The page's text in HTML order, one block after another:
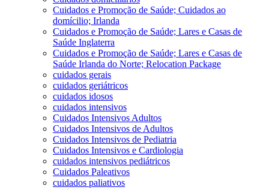
Cuidados e Promoção de Saúde; Cuidados ao
domícilio; Irlanda
Cuidados e Promoção de Saúde; Lares e Casas de
Saúde Inglaterra
Cuidados e Promoção de Saúde; Lares e Casas de
Saúde Irlanda do Norte; Relocation Package
cuidados gerais
cuidados geriátricos
cuidados idosos
cuidados intensivos
Cuidados Intensivos Adultos
Cuidados Intensivos de Adultos
Cuidados Intensivos de Pediatria
Cuidados Intensivos e Cardiologia
cuidados intensivos pediátricos
Cuidados Paleativos
cuidados paliativos